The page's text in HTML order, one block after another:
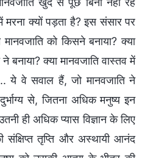
क्यों पड़ता है? इस संसार पर
को किसने बनाया? क्या
बनाया? क्या मानवजाति वास्तव में
ये वे सवाल हैं, जो मानवजाति ने
से, जितना अधिक मनुष्य इन
ही अधिक प्यास विज्ञान के लिए
संक्षिप्त तृप्ति और अस्थायी आनंद